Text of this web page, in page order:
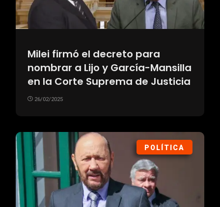
Milei firmó el decreto para
nombrar a Lijo y García-Mansilla
en la Corte Suprema de Justicia
26/02/2025
POLÍTICA